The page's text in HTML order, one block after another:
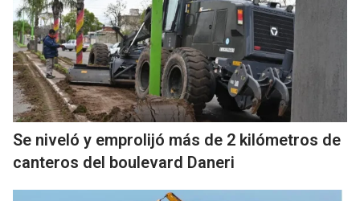
Se niveló y emprolijó más de 2 kilómetros de
canteros del boulevard Daneri